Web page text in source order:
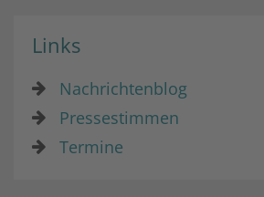
Links
Nachrichtenblog
Pressestimmen
Termine